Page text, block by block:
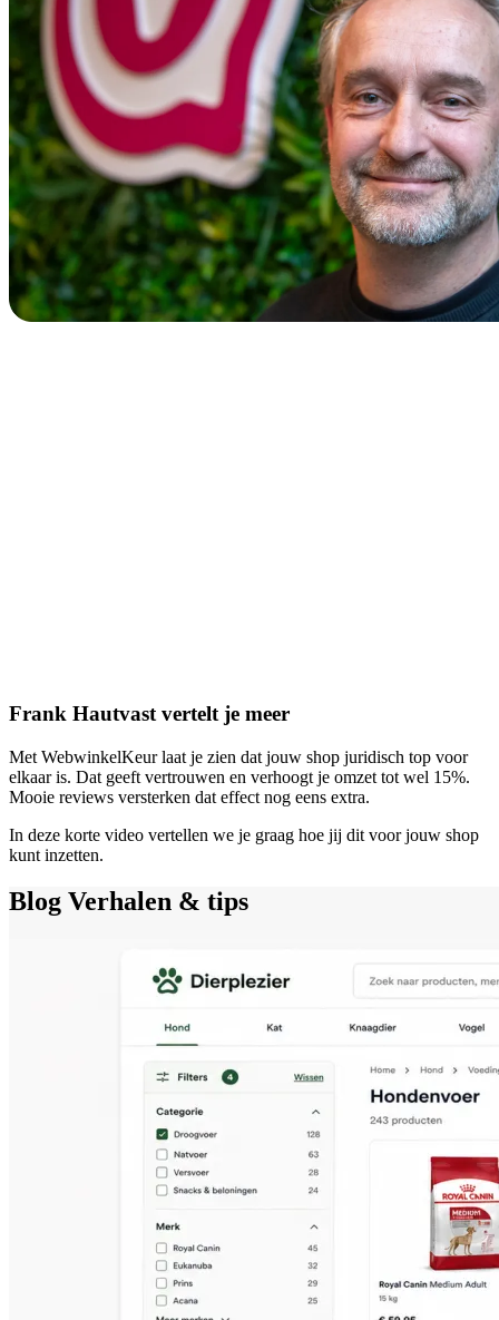
Frank Hautvast vertelt je meer
Met WebwinkelKeur laat je zien dat jouw shop juridisch top voor
elkaar is. Dat geeft vertrouwen en verhoogt je omzet tot wel 15%.
Mooie reviews versterken dat effect nog eens extra.
In deze korte video vertellen we je graag hoe jij dit voor jouw shop
kunt inzetten.
Blog Verhalen & tips